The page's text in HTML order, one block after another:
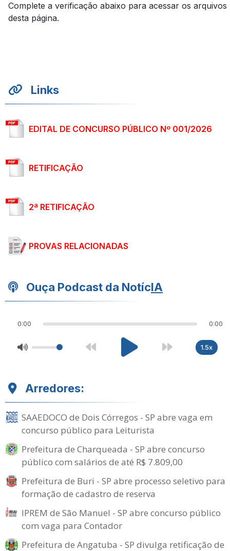
Complete a verificação abaixo para acessar os arquivos
desta página.
Links
EDITAL DE CONCURSO PÚBLICO Nº 001/2026
RETIFICAÇÃO
2ª RETIFICAÇÃO
PROVAS RELACIONADAS
Ouça Podcast da NotícIA
0:00 0:00
1.5x
Arredores:
SAAEDOCO de Dois Córregos - SP abre vaga em
concurso público para Leiturista
Prefeitura de Charqueada - SP abre concurso
público com salários de até R$ 7.809,00
Prefeitura de Buri - SP abre processo seletivo para
formação de cadastro de reserva
IPREM de São Manuel - SP abre concurso público
com vaga para Contador
Prefeitura de Angatuba - SP divulga retificação de